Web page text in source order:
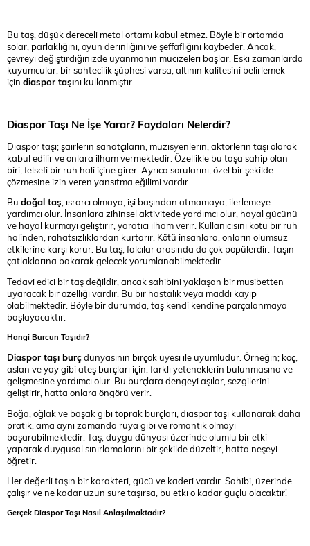
Bu taş, düşük dereceli metal ortamı kabul etmez. Böyle bir ortamda
solar, parlaklığını, oyun derinliğini ve şeffaflığını kaybeder. Ancak,
çevreyi değiştirdiğinizde uyanmanın mucizeleri başlar. Eski zamanlarda
kuyumcular, bir sahtecilik şüphesi varsa, altının kalitesini belirlemek
için diaspor taşını kullanmıştır.
Diaspor Taşı Ne İşe Yarar? Faydaları Nelerdir?
Diaspor taşı; şairlerin sanatçıların, müzisyenlerin, aktörlerin taşı olarak
kabul edilir ve onlara ilham vermektedir. Özellikle bu taşa sahip olan
biri, felsefi bir ruh hali içine girer. Ayrıca sorularını, özel bir şekilde
çözmesine izin veren yansıtma eğilimi vardır.
Bu doğal taş; ısrarcı olmaya, işi başından atmamaya, ilerlemeye
yardımcı olur. İnsanlara zihinsel aktivitede yardımcı olur, hayal gücünü
ve hayal kurmayı geliştirir, yaratıcı ilham verir. Kullanıcısını kötü bir ruh
halinden, rahatsızlıklardan kurtarır. Kötü insanlara, onların olumsuz
etkilerine karşı korur. Bu taş, falcılar arasında da çok popülerdir. Taşın
çatlaklarına bakarak gelecek yorumlanabilmektedir.
Tedavi edici bir taş değildir, ancak sahibini yaklaşan bir musibetten
uyaracak bir özelliği vardır. Bu bir hastalık veya maddi kayıp
olabilmektedir. Böyle bir durumda, taş kendi kendine parçalanmaya
başlayacaktır.
Hangi Burcun Taşıdır?
Diaspor taşı burçdünyasının birçok üyesi ile uyumludur. Örneğin; koç,
aslan ve yay gibi ateş burçları için, farklı yeteneklerin bulunmasına ve
gelişmesine yardımcı olur. Bu burçlara dengeyi aşılar, sezgilerini
geliştirir, hatta onlara öngörü verir.
Boğa, oğlak ve başak gibi toprak burçları, diaspor taşı kullanarak daha
pratik, ama aynı zamanda rüya gibi ve romantik olmayı
başarabilmektedir. Taş, duygu dünyası üzerinde olumlu bir etki
yaparak duygusal sınırlamalarını bir şekilde düzeltir, hatta neşeyi
öğretir.
Her değerli taşın bir karakteri, gücü ve kaderi vardır. Sahibi, üzerinde
çalışır ve ne kadar uzun süre taşırsa, bu etki o kadar güçlü olacaktır!
Gerçek Diaspor Taşı Nasıl Anlaşılmaktadır?